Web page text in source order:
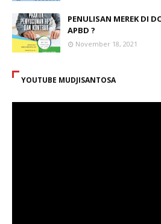
PENULISAN MEREK DI
APBD ?
November 18, 2021
YOUTUBE MUDJISANTOSA